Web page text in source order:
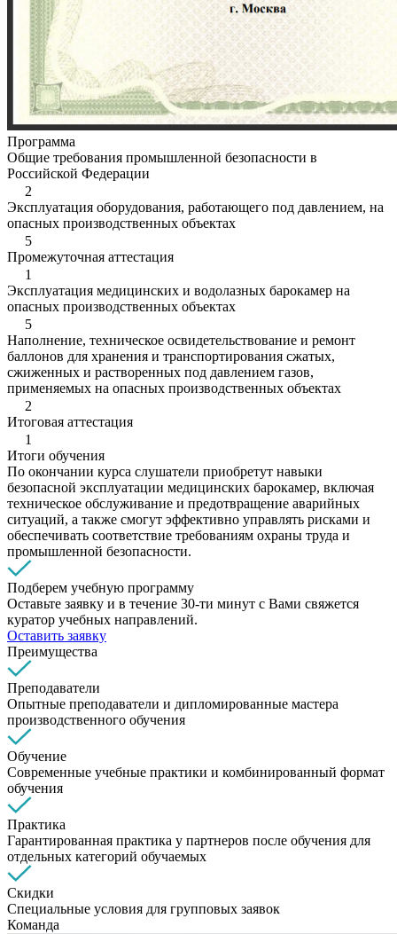
Программа
Общие требования промышленной безопасности в
Российской Федерации
2
Эксплуатация оборудования, работающего под давлением, на
опасных производственных объектах
5
Промежуточная аттестация
1
Эксплуатация медицинских и водолазных барокамер на
опасных производственных объектах
5
Наполнение, техническое освидетельствование и ремонт
баллонов для хранения и транспортирования сжатых,
сжиженных и растворенных под давлением газов,
применяемых на опасных производственных объектах
2
Итоговая аттестация
1
Итоги обучения
По окончании курса слушатели приобретут навыки
безопасной эксплуатации медицинских барокамер, включая
техническое обслуживание и предотвращение аварийных
ситуаций, а также смогут эффективно управлять рисками и
обеспечивать соответствие требованиям охраны труда и
промышленной безопасности.
Подберем учебную программу
Оставьте заявку и в течение 30-ти минут с Вами свяжется
куратор учебных направлений.
Оставить заявку
Преимущества
Преподаватели
Опытные преподаватели и дипломированные мастера
производственного обучения
Обучение
Современные учебные практики и комбинированный формат
обучения
Практика
Гарантированная практика у партнеров после обучения для
отдельных категорий обучаемых
Скидки
Специальные условия для групповых заявок
Команда